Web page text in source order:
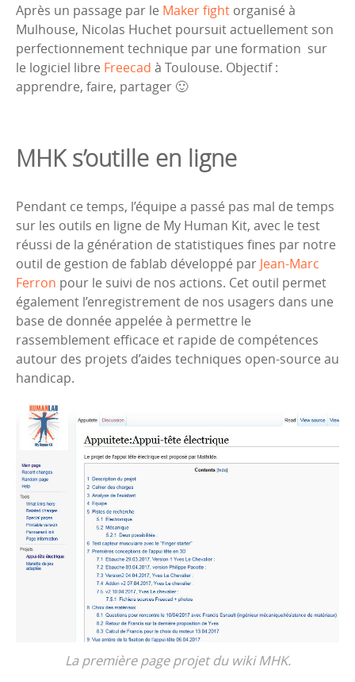
Après un passage par le Maker fight organisé à
Mulhouse, Nicolas Huchet poursuit actuellement son
perfectionnement technique par une formation sur
le logiciel libre Freecad à Toulouse. Objectif :
apprendre, faire, partager 🙂
MHK s’outille en ligne
Pendant ce temps, l’équipe a passé pas mal de temps
sur les outils en ligne de My Human Kit, avec le test
réussi de la génération de statistiques fines par notre
outil de gestion de fablab développé par Jean-Marc
Ferron pour le suivi de nos actions. Cet outil permet
également l’enregistrement de nos usagers dans une
base de donnée appelée à permettre le
rassemblement efficace et rapide de compétences
autour des projets d’aides techniques open-source au
handicap.
La première page projet du wiki MHK.